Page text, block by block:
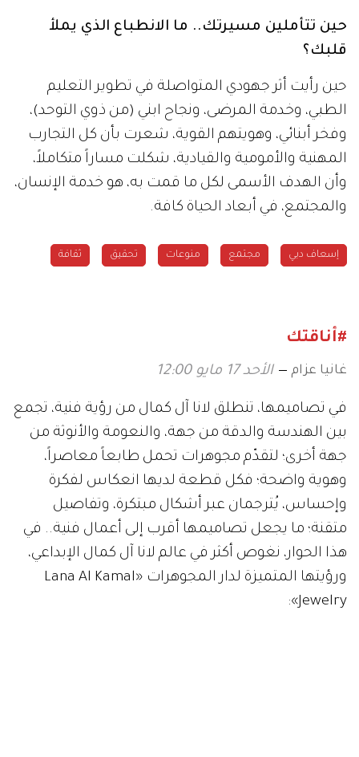
حين تتأملين مسيرتك.. ما الانطباع الذي يملأ
قلبك؟
حين رأيت أثر جهودي المتواصلة في تطوير التعليم
الطبي، وخدمة المرضى، ونجاح ابني (من ذوي التوحد)،
وفخر أبنائي، وهويتهم القوية، شعرت بأن كل التجارب
المهنية والأمومية والقيادية، شكلت مساراً متكاملاً،
وأن الهدف الأسمى لكل ما قمت به، هو خدمة الإنسان،
والمجتمع، في أبعاد الحياة كافة.
إسعاف دبي مجتمع منوعات تحقيق ثقافة
#أناقتك
غانيا عزام الأحد 17 مايو 12:00
في تصاميمها، تنطلق لانا آل كمال من رؤية فنية، تجمع
بين الهندسة والدقة من جهة، والنعومة والأنوثة من
جهة أخرى؛ لتقدّم مجوهرات تحمل طابعاً معاصراً،
وهوية واضحة؛ فكل قطعة لديها انعكاس لفكرة
وإحساس، يُترجمان عبر أشكال مبتكرة، وتفاصيل
متقنة؛ ما يجعل تصاميمها أقرب إلى أعمال فنية.. في
هذا الحوار، نغوص أكثر في عالم لانا آل كمال الإبداعي،
ورؤيتها المتميزة لدار المجوهرات «Lana Al Kamal
Jewelry»: